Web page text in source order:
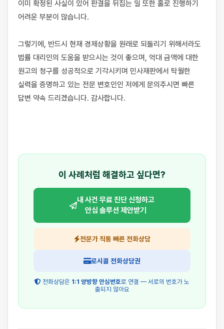
이미 확정된 사실이 있어 판결을 뒤집는 일 또한 홀로 진행하기
어려운 부분이 많습니다.
그렇기에, 반드시 현재 경제상황을 원래로 되돌리기 위해서라도
법률 대리인의 도움을 받으시는 것이 좋으며, 억대 금액에 대한
원고의 청구를 성공적으로 기각시키며 민사재판에서 탁월한
실력을 증명하고 있는 전문 변호인인 저에게 문의주시면 빠른
답변 약속 드리겠습니다. 감사합니다.
이 사례처럼 해결하고 싶다면?
내 사건 무료 진단 신청하고
안심 솔루션 제안받기
전문가 직통 빠른 전화상담
로시콜 전화상담권
전화상담은 1:1 양방향 안심번호로 연결 — 서로의 번호가 노
출되지 않아요